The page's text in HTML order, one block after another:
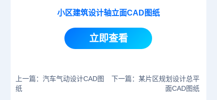
小区建筑设计轴立面CAD图纸
立即查看
上一篇：汽车气动设计CAD图
纸
下一篇：某片区规划设计总平
面CAD图纸